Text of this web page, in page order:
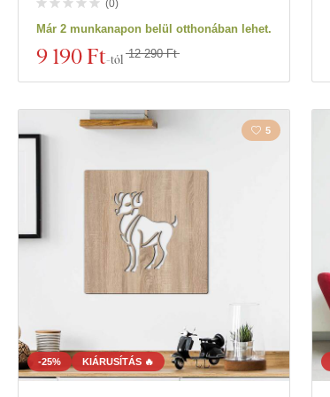
(0)
Már 2 munkanapon belül otthonában lehet.
9 190 Ft-tól 12 290 Ft
-25% KIÁRUSÍTÁS 🔥
5